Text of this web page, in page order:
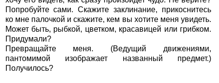
Попробуйте сами. Скажите заклинание, прикоснитесь
ко мне палочкой и скажите, кем вы хотите меня увидеть.
Может быть, рыбкой, цветком, красавицей или грибком.
Придумали?
Превращайте меня. (Ведущий движениями,
пантомимой изображает названный предмет.)
Получилось?